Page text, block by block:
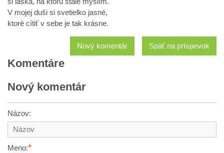
V mojej duši si svetielko jasné,
ktoré cítiť v sebe je tak krásne.
Späť na príspevok
Nový komentár
Komentáre
Nový komentár
Názov:
Meno:*